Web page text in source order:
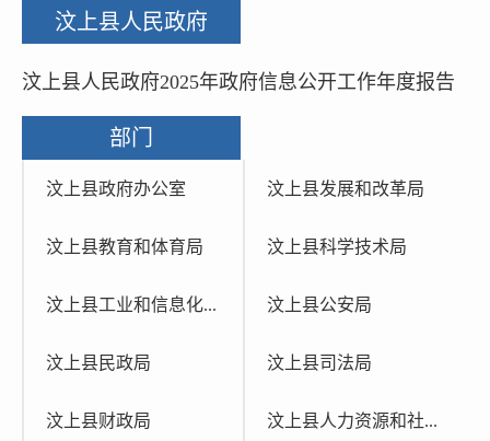
汶上县人民政府
汶上县人民政府2025年政府信息公开工作年度报告
部门
汶上县政府办公室 汶上县发展和改革局
汶上县教育和体育局 汶上县科学技术局
汶上县工业和信息化... 汶上县公安局
汶上县民政局 汶上县司法局
汶上县财政局 汶上县人力资源和社...